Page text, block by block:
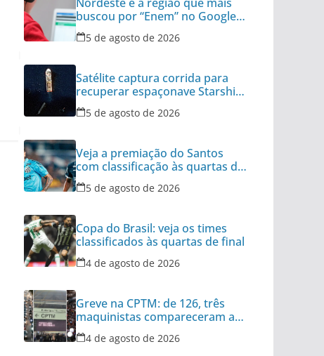
buscou por “Enem” no Google
no último ano
5 de agosto de 2026
Satélite captura corrida para
recuperar espaçonave Starship
no Oceano
5 de agosto de 2026
Veja a premiação do Santos
com classificação às quartas da
Copa do Brasil
5 de agosto de 2026
Copa do Brasil: veja os times
classificados às quartas de final
4 de agosto de 2026
Greve na CPTM: de 126, três
maquinistas compareceram ao
serviço nesta terça
4 de agosto de 2026